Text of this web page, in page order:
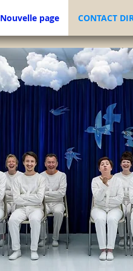
Nouvelle page CONTACT